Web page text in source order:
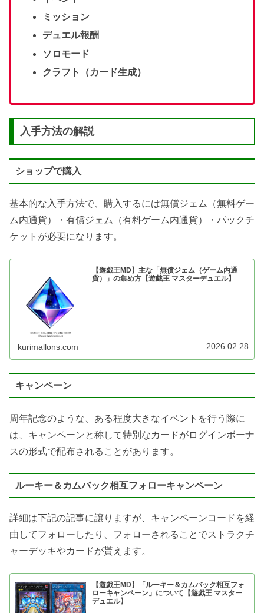
ミッション
デュエル報酬
ソロモード
クラフト（カード生成）
入手方法の解説
ショップで購入
基本的な入手方法で、購入するには無償ジェム（無料ゲー
ム内通貨）・有償ジェム（有料ゲーム内通貨）・パックチ
ケットが必要になります。
【遊戯王MD】主な「無償ジェム（ゲーム内通
貨）」の集め方【遊戯王 マスターデュエル】
kurimallons.com 2026.02.28
キャンペーン
周年記念のような、ある程度大きなイベントを行う際に
は、キャンペーンと称して特別なカードがログインボーナ
スの形式で配布されることがあります。
ルーキー＆カムバック相互フォローキャンペーン
詳細は下記の記事に譲りますが、キャンペーンコードを経
由してフォローしたり、フォローされることでストラクチ
ャーデッキやカードが貰えます。
【遊戯王MD】「ルーキー＆カムバック相互フォ
ローキャンペーン」について【遊戯王 マスター
デュエル】